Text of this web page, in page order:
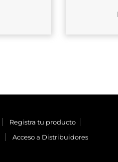
Registra tu producto
Acceso a Distribuidores